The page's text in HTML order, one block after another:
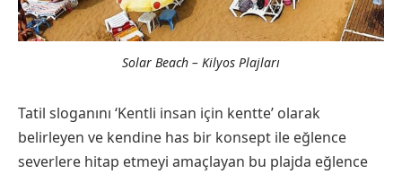
Solar Beach – Kilyos Plajları
Tatil sloganını ‘Kentli insan için kentte’ olarak
belirleyen ve kendine has bir konsept ile eğlence
severlere hitap etmeyi amaçlayan bu plajda eğlence